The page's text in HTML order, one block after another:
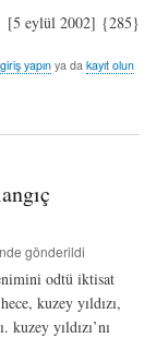
[5 eylül 2002] {285}
giriş yapınya da kayıt olun
gönderildi
odtü iktisat
kuzey yıldızı,
yıldızı’nı